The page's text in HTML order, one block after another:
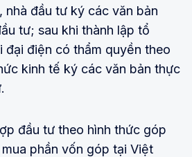
nhà đầu tư ký các văn bản
tư; sau khi thành lập tổ
đại điện có thẩm quyền theo
kinh tế ký các văn bản thực
đầu tư theo hình thức góp
phần vốn góp tại Việt